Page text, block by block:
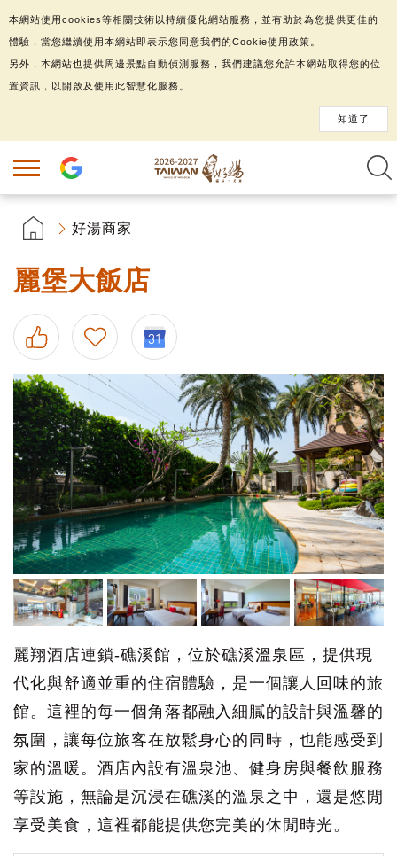
好湯商家
麗堡大飯店
麗翔酒店連鎖-礁溪館，位於礁溪溫泉區，提供現
代化與舒適並重的住宿體驗，是一個讓人回味的旅
館。這裡的每一個角落都融入細膩的設計與溫馨的
氛圍，讓每位旅客在放鬆身心的同時，也能感受到
家的溫暖。酒店內設有溫泉池、健身房與餐飲服務
等設施，無論是沉浸在礁溪的溫泉之中，還是悠閒
享受美食，這裡都能提供您完美的休閒時光。
本網站使用cookies等相關技術以持續優化網站服務，並有助於為您提供更佳的
體驗，當您繼續使用本網站即表示您同意我們的Cookie使用政策。
另外，本網站也提供周邊景點自動偵測服務，我們建議您允許本網站取得您的位
置資訊，以開啟及使用此智慧化服務。
知道了